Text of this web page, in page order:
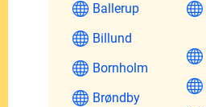
Ballerup
Billund
Bornholm
Brøndby